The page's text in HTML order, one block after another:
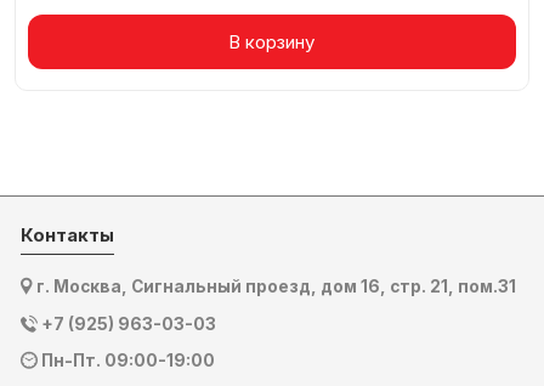
Товар в корзине
В корзину
Контакты
г. Москва, Сигнальный проезд, дом 16, стр. 21, пом.31
+7 (925) 963-03-03
Пн-Пт. 09:00-19:00